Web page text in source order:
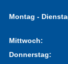
Montag -
Mittwoch:
Donnerstag: